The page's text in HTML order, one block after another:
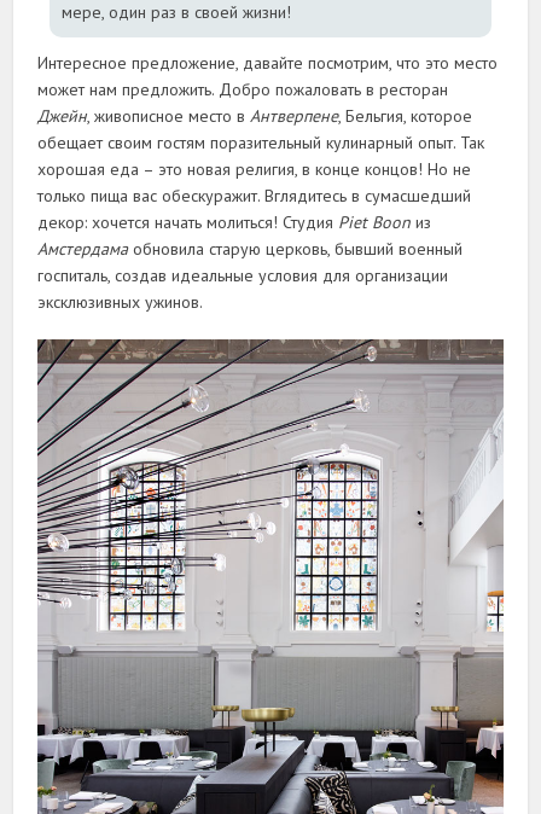
мере, один раз в своей жизни!
Интересное предложение, давайте посмотрим, что это место
может нам предложить. Добро пожаловать в ресторан
Джейн, живописное место вАнтверпене, Бельгия, которое
обещает своим гостям поразительный кулинарный опыт. Так
хорошая еда – это новая религия, в конце концов! Но не
только пища вас обескуражит. Вглядитесь в сумасшедший
декор: хочется начать молиться! Студия Piet Boon из
Амстердамаобновила старую церковь, бывший военный
госпиталь, создав идеальные условия для организации
эксклюзивных ужинов.